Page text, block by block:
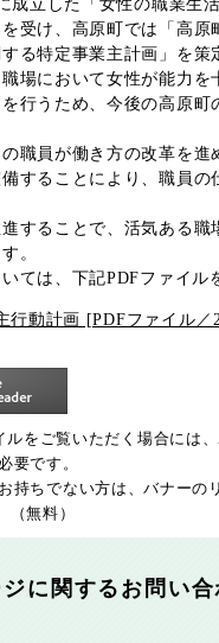
成立した「女性の職業生
受け、高原町では「高原
る特定事業主計画」を策
場において女性が能力を
行うため、今後の高原町
職員が働き方の改革を進
することにより、職員の
することで、活気ある職
。
ては、下記PDFファイル
行動計画 [PDFファイル／
ルをご覧いただく場合には
要です。
持ちでない方は、バナーの
（無料）
に関するお問い